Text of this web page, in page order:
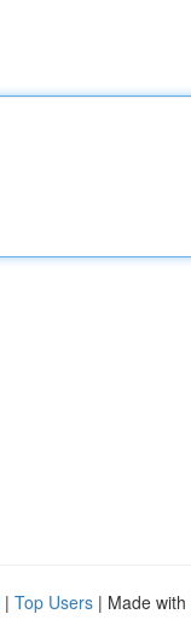
| Top Users | Made with